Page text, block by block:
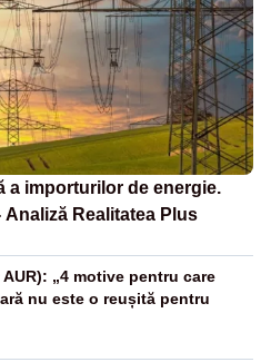
a importurilor de energie.
Realitatea Plus
„4 motive pentru care
nu este o reușită pentru